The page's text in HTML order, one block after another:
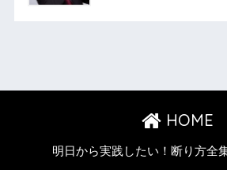
HOME
明日から実践したい！断り方全